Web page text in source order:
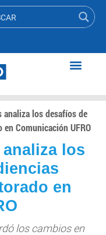
analiza los desafíos de
Comunicación UFRO
los
en
los cambios en